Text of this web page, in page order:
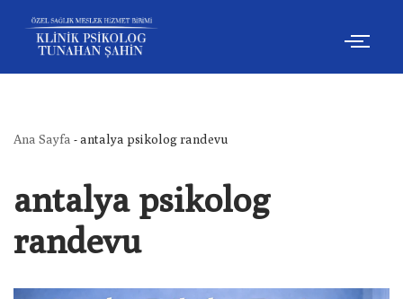
İçeriğe
geç
Ana Sayfa -antalya psikolog randevu
antalya psikolog
randevu